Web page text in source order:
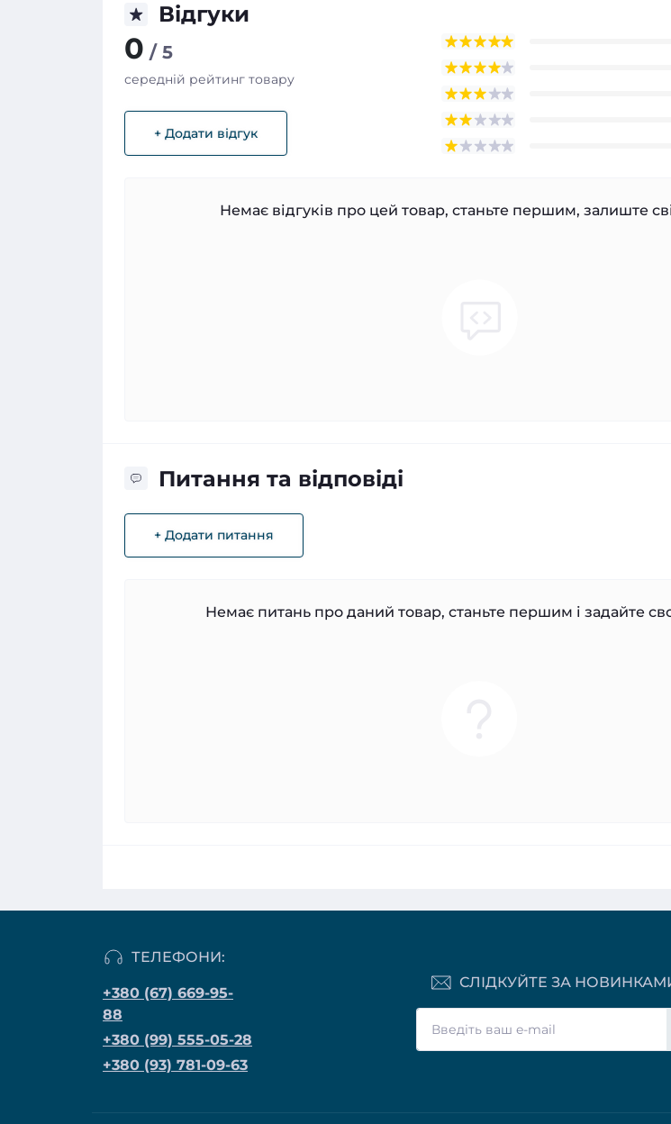
Відгуки
0 / 5
середній рейтинг товару
+ Додати відгук
Немає відгуків про цей товар, станьте першим, залиште
Питання та відповіді
+ Додати питання
Немає питань про даний товар, станьте першим і задайте
ТЕЛЕФОНИ:
+380 (67) 669-95-
88
+380 (99) 555-05-28
+380 (93) 781-09-63
СЛІДКУЙТЕ ЗА